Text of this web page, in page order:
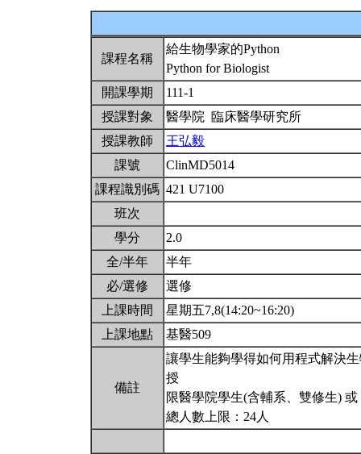
課程名稱
給生物學家的Python
Python for Biologist
開課學期
111-1
授課對象
醫學院 臨床醫學研究所
授課教師
王弘毅
課號
ClinMD5014
課程識別碼 421 U7100
班次
學分
2.0
全/半年
半年
必/選修
選修
上課時間
星期五7,8(14:20~16:20)
上課地點
基醫509
備註
讓學生能夠學得如何用程式解決
授
限醫學院學生(含輔系、雙修生)
總人數上限：24人